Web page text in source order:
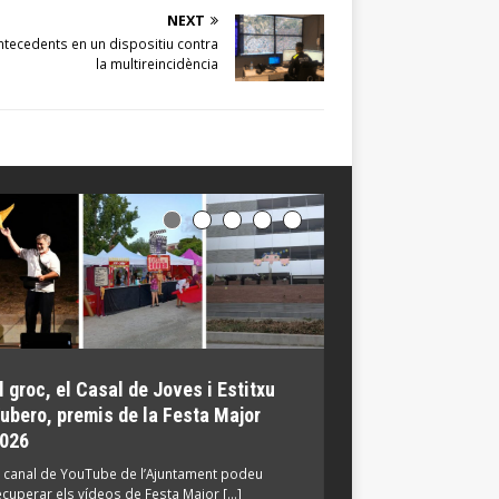
NEXT
en un dispositiu contra
la multireincidència
groc, el Casal de Joves i Estitxu
premis de la Festa Major
canal de YouTube de l’Ajuntament podeu
els vídeos de Festa Major […]